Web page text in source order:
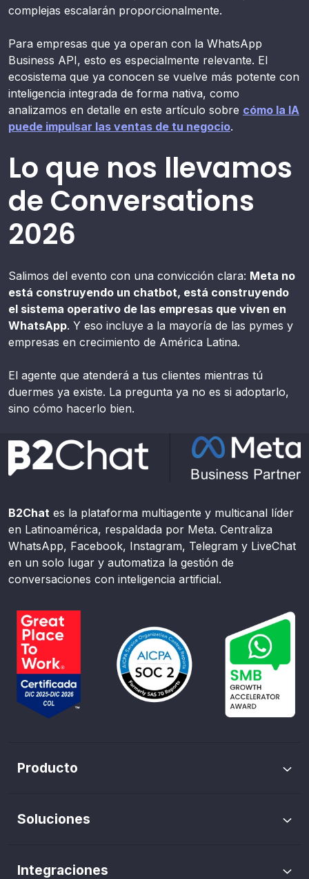
complejas escalarán proporcionalmente.
Para empresas que ya operan con la WhatsApp
Business API, esto es especialmente relevante. El
ecosistema que ya conocen se vuelve más potente con
inteligencia integrada de forma nativa, como
analizamos en detalle en este artículo sobre cómo la IA
puede impulsar las ventas de tu negocio.
Lo que nos llevamos
de Conversations
2026
Salimos del evento con una convicción clara: Meta no
está construyendo un chatbot, está construyendo
el sistema operativo de las empresas que viven en
WhatsApp. Y eso incluye a la mayoría de las pymes y
empresas en crecimiento de América Latina.
El agente que atenderá a tus clientes mientras tú
duermes ya existe. La pregunta ya no es si adoptarlo,
sino cómo hacerlo bien.
B2Chat es la plataforma multiagente y multicanal líder
en Latinoamérica, respaldada por Meta. Centraliza
WhatsApp, Facebook, Instagram, Telegram y LiveChat
en un solo lugar y automatiza la gestión de
conversaciones con inteligencia artificial.
Producto
Trazabilidad de pauta
Soluciones
Agentes IA
Integraciones